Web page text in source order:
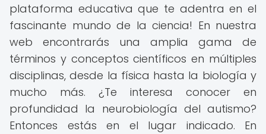
plataforma educativa que te adentra en el
fascinante mundo de la ciencia! En nuestra
web encontrarás una amplia gama de
términos y conceptos científicos en múltiples
disciplinas, desde la física hasta la biología y
mucho más. ¿Te interesa conocer en
profundidad la neurobiología del autismo?
Entonces estás en el lugar indicado. En